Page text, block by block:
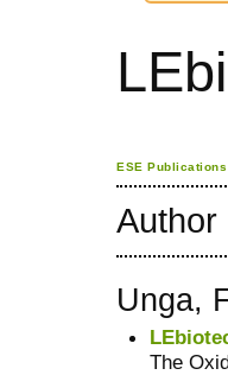
ESE Publications
Author
Unga,
The